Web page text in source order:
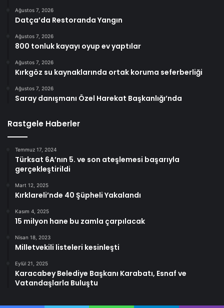
Ağustos 7, 2026
Datça’da Restoranda Yangın
Ağustos 7, 2026
800 tonluk kayayı oyup ev yaptılar
Ağustos 7, 2026
Kırkgöz su kaynaklarında ortak koruma seferberliği
Ağustos 7, 2026
Saray danışmanı Özel Harekat Başkanlığı’nda
Rastgele Haberler
Temmuz 17, 2024
Türksat 6A’nın 5. ve son ateşlemesi başarıyla
gerçekleştirildi
Mart 12, 2025
Kırklareli’nde 40 Şüpheli Yakalandı
Kasım 4, 2025
15 milyon hane bu zamla çarpılacak
Nisan 18, 2023
Milletvekili listeleri kesinleşti
Eylül 21, 2025
Karacabey Belediye Başkanı Karabatı, Esnaf ve
Vatandaşlarla Buluştu